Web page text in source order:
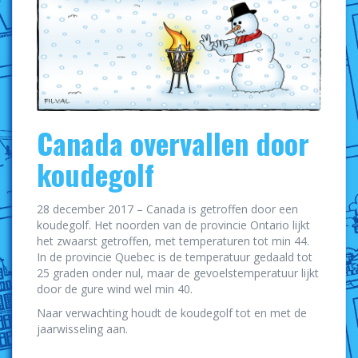
Canada overvallen door
koudegolf
28 december 2017 – Canada is getroffen door een
koudegolf. Het noorden van de provincie Ontario lijkt
het zwaarst getroffen, met temperaturen tot min 44.
In de provincie Quebec is de temperatuur gedaald tot
25 graden onder nul, maar de gevoelstemperatuur lijkt
door de gure wind wel min 40.
Naar verwachting houdt de koudegolf tot en met de
jaarwisseling aan.